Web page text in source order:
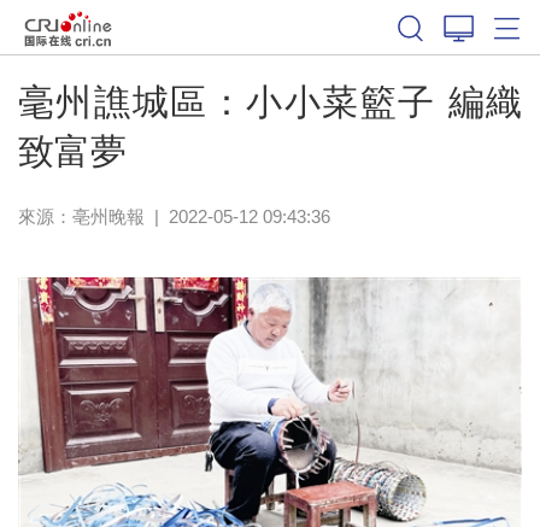
毫州譙城區：小小菜籃子 編織
致富夢
來源： 亳州晚報 | 2022-05-12 09:43:36